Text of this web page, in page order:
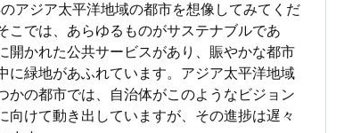
アジア太平洋地域の都市を想像してみてくだ
こでは、あらゆるものがサステナブルであ
開かれた公共サービスがあり、賑やかな都市
に緑地があふれています。アジア太平洋地域
かの都市では、自治体がこのようなビジョン
向けて動き出していますが、その進捗は遅々